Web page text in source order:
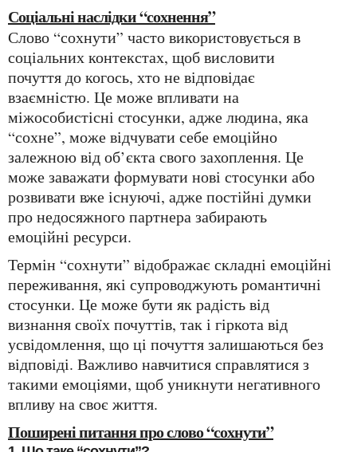
Соціальні наслідки “сохнення”
Слово “сохнути” часто використовується в
соціальних контекстах, щоб висловити
почуття до когось, хто не відповідає
взаємністю. Це може впливати на
міжособистісні стосунки, адже людина, яка
“сохне”, може відчувати себе емоційно
залежною від об’єкта свого захоплення. Це
може заважати формувати нові стосунки або
розвивати вже існуючі, адже постійні думки
про недосяжного партнера забирають
емоційні ресурси.
Термін “сохнути” відображає складні емоційні
переживання, які супроводжують романтичні
стосунки. Це може бути як радість від
визнання своїх почуттів, так і гіркота від
усвідомлення, що ці почуття залишаються без
відповіді. Важливо навчитися справлятися з
такими емоціями, щоб уникнути негативного
впливу на своє життя.
Поширені питання про слово “сохнути”